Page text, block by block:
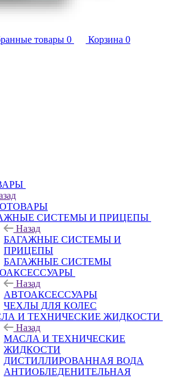
товары 0 Корзина 0
СИСТЕМЫ И ПРИЦЕПЫ
Назад
БАГАЖНЫЕ СИСТЕМЫ И
ПРИЦЕПЫ
БАГАЖНЫЕ СИСТЕМЫ
Назад
АВТОАКСЕССУАРЫ
ЧЕХЛЫ ДЛЯ КОЛЕС
И ТЕХНИЧЕСКИЕ ЖИДКОСТИ
Назад
МАСЛА И ТЕХНИЧЕСКИЕ
ЖИДКОСТИ
ДИСТИЛЛИРОВАННАЯ ВОДА
АНТИОБЛЕДЕНИТЕЛЬНАЯ